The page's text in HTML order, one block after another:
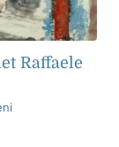
Raffaele